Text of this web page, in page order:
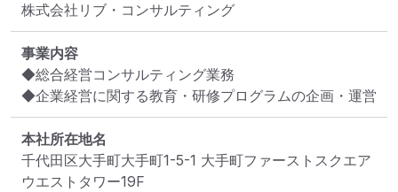
株式会社リブ・コンサルティング
事業内容
◆総合経営コンサルティング業務
◆企業経営に関する教育・研修プログラムの企画・運営
本社所在地名
千代田区大手町大手町1-5-1 大手町ファーストスクエア
ウエストタワー19F